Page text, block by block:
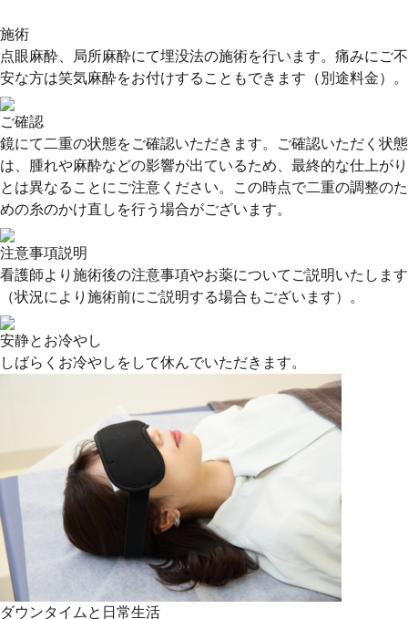
施術
点眼麻酔、局所麻酔にて埋没法の施術を行います。痛みにご不
安な方は笑気麻酔をお付けすることもできます（別途料金）。
ご確認
鏡にて二重の状態をご確認いただきます。ご確認いただく状態
は、腫れや麻酔などの影響が出ているため、最終的な仕上がり
とは異なることにご注意ください。この時点で二重の調整のた
めの糸のかけ直しを行う場合がございます。
注意事項説明
看護師より施術後の注意事項やお薬についてご説明いたします
（状況により施術前にご説明する場合もございます）。
安静とお冷やし
しばらくお冷やしをして休んでいただきます。
ダウンタイムと日常生活